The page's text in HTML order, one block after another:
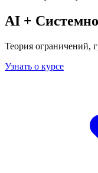
AI +
Теория ограничений,
Узнать о курсе